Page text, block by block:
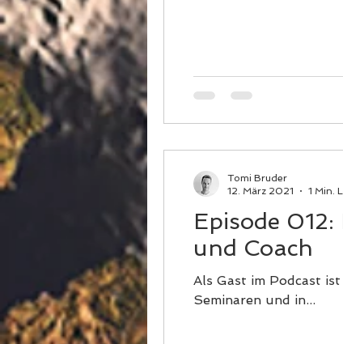
Episode
und Coach
Als Gast im Podcast
Seminaren und in...
Tomi Bruder
12. März 2021
1 Min.